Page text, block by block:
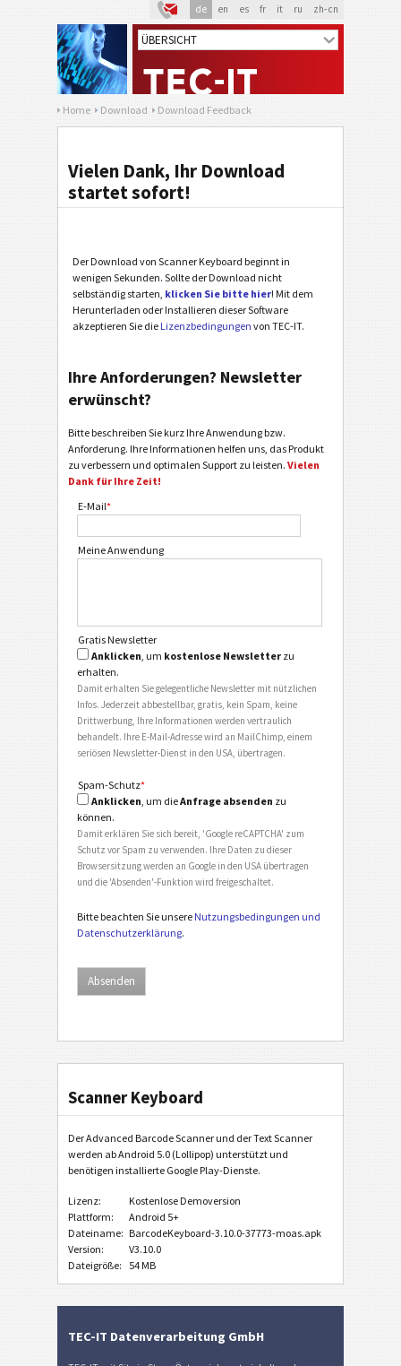
de en es fr it ru zh-cn
Home Download Download Feedback
Vielen Dank, Ihr Download
startet sofort!
Der Download von Scanner Keyboard beginnt in
wenigen Sekunden. Sollte der Download nicht
selbständig starten, klicken Sie bitte hier! Mit dem
Herunterladen oder Installieren dieser Software
akzeptieren Sie die Lizenzbedingungen von TEC-IT.
Ihre Anforderungen? Newsletter
erwünscht?
Bitte beschreiben Sie kurz Ihre Anwendung bzw.
Anforderung. Ihre Informationen helfen uns, das Produkt
zu verbessern und optimalen Support zu leisten. Vielen
Dank für Ihre Zeit!
E-Mail*
Meine Anwendung
Gratis Newsletter
Anklicken, um kostenlose Newsletter zu
erhalten.
Damit erhalten Sie gelegentliche Newsletter mit nützlichen
Infos. Jederzeit abbestellbar, gratis, kein Spam, keine
Drittwerbung, Ihre Informationen werden vertraulich
behandelt. Ihre E-Mail-Adresse wird an MailChimp, einem
seriösen Newsletter-Dienst in den USA, übertragen.
Spam-Schutz*
Anklicken , um dieAnfrage absenden zu
können.
Damit erklären Sie sich bereit, 'Google reCAPTCHA' zum
Schutz vor Spam zu verwenden. Ihre Daten zu dieser
Browsersitzung werden an Google in den USA übertragen
und die 'Absenden'-Funktion wird freigeschaltet.
Bitte beachten Sie unsere Nutzungsbedingungen und
Datenschutzerklärung.
Scanner Keyboard
Der Advanced Barcode Scanner und der Text Scanner
werden ab Android 5.0 (Lollipop) unterstützt und
benötigen installierte Google Play-Dienste.
Lizenz:
Kostenlose Demoversion
Plattform:
Android 5+
Dateiname: BarcodeKeyboard-3.10.0-37773-moas.apk
Version:
V3.10.0
Dateigröße:
54 MB
TEC-IT Datenverarbeitung GmbH